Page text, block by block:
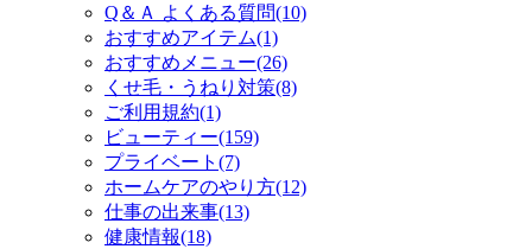
Q＆Ａ よくある質問(10)
おすすめアイテム(1)
おすすめメニュー(26)
くせ毛・うねり対策(8)
ご利用規約(1)
ビューティー(159)
プライベート(7)
ホームケアのやり方(12)
仕事の出来事(13)
健康情報(18)